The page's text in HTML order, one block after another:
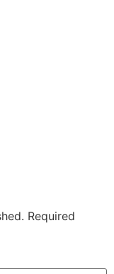
Required